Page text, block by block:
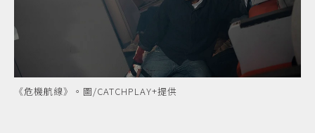
《危機航線》。圖/CATCHPLAY+提供